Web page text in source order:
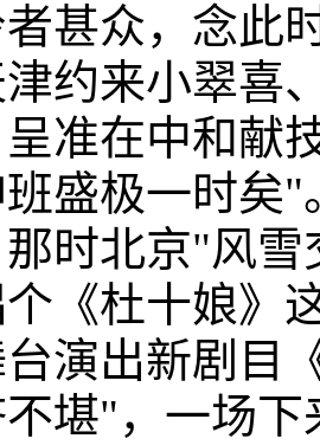
甚众，念此
约来小翠喜
准在中和献
盛极一时矣"
时北京"风
《杜十娘》
演出新剧目
堪"，一场